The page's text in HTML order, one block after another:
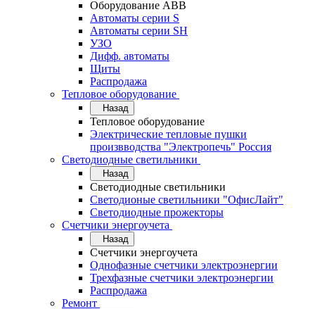
Оборудование АВВ
Автоматы серии S
Автоматы серии SH
УЗО
Дифф. автоматы
Щиты
Распродажа
Тепловое оборудование
Назад
Тепловое оборудование
Электрические тепловые пушки
произвводства "Электропечь" Россия
Светодиодные светильники
Назад
Светодиодные светильники
Светодионые светильники "ОфисЛайт"
Светодиодные прожекторы
Счетчики энергоучета
Назад
Счетчики энергоучета
Однофазные счетчики электроэнергии
Трехфазные счетчики электроэнергии
Распродажа
Ремонт